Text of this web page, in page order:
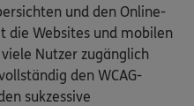
und den Online-
die Websites und mobilen
Nutzer zugänglich
den WCAG-
sukzessive